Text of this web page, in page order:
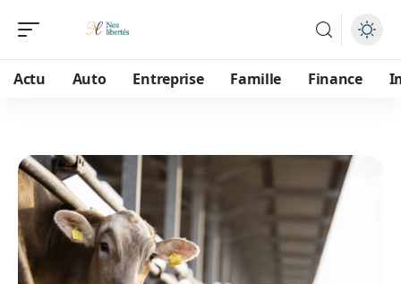
Actu Auto Entreprise Famille Finance